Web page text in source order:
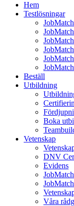
Hem
Testlösningar
Beställ
Utbildning
Boka
Vetenskap
DNV
Evidens
Våra